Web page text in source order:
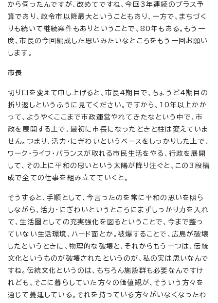
から伺ったんですが、改めてですね、今回3年連続のプラス予
算であり、政令市以降最大ということもあり、一方で、まちづく
りも続いて継続案件もありということで、80年もある。もう一
度、市長の今回編成した思いみたいなところをもう一回お願い
します。
市長
切り口を変えて申し上げると、市長4期目で、ちょうど4期目の
折り返しというふうに見てください。ですから、10年以上かか
って、ようやくここまで市政運営やれてきたなという中で、市
政を展開する上で、最初に市長になったときと柱は変えていま
せん。つまり、活力・にぎわいというベースをしっかりした上で、
ワーク・ライフ・バランスが取れる市民生活をやる、行政を展開
して、その上に平和の思いという太陽が降り注ぐと、この3段構
成で全ての仕事を組み立てていくと。
そうすると、手順として、今言ったのを常に平和の思いを照ら
しながら、活力・にぎわいというところにまずしっかり力を入れ
て、生活圏としての充実強化を図るということで、今まで整っ
ていない生活環境、ハード面とか。被爆することで、広島が破壊
したというときに、物理的な破壊と、それからもう一つは、伝統
文化というものが破壊されたというのが、私の実は思いなんで
すね。伝統文化というのは、もちろん施設群も必要なんですけ
れども、そこに暮らしていた方々の価値観が、そういう方々を
通じて蔓延している。それを持っている方々がいなくなったわ